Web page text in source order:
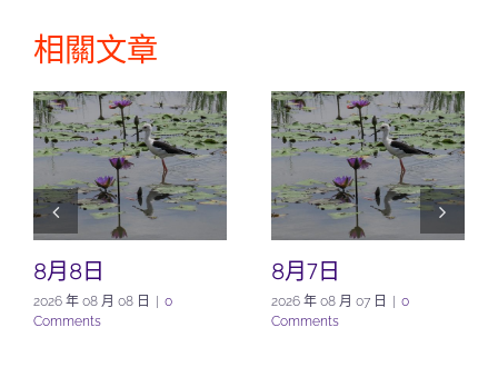
相關文章
8月8日
2026 年 08 月 08 日
0
Comments
8月7日
2026 年 08 月 07 日
0
Comments